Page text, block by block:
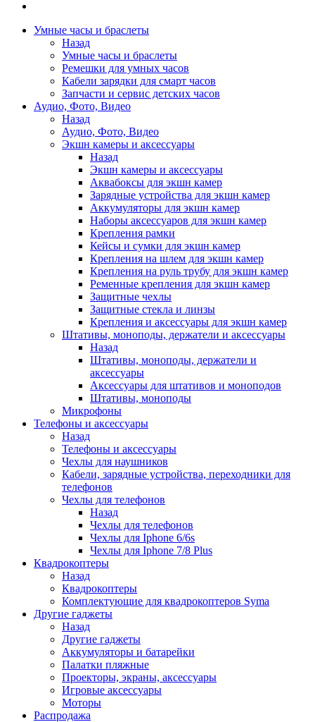
Умные часы и браслеты
Назад
Умные часы и браслеты
Ремешки для умных часов
Кабели зарядки для смарт часов
Запчасти и сервис детских часов
Аудио, Фото, Видео
Назад
Аудио, Фото, Видео
Экшн камеры и аксессуары
Назад
Экшн камеры и аксессуары
Аквабоксы для экшн камер
Зарядные устройства для экшн камер
Аккумуляторы для экшн камер
Наборы аксессуаров для экшн камер
Крепления рамки
Кейсы и сумки для экшн камер
Крепления на шлем для экшн камер
Крепления на руль трубу для экшн камер
Ременные крепления для экшн камер
Защитные чехлы
Защитные стекла и линзы
Крепления и аксессуары для экшн камер
Штативы, моноподы, держатели и аксессуары
Назад
Штативы, моноподы, держатели и
аксессуары
Аксессуары для штативов и моноподов
Штативы, моноподы
Микрофоны
Телефоны и аксессуары
Назад
Телефоны и аксессуары
Чехлы для наушников
Кабели, зарядные устройства, переходники для
телефонов
Чехлы для телефонов
Назад
Чехлы для телефонов
Чехлы для Iphone 6/6s
Чехлы для Iphone 7/8 Plus
Квадрокоптеры
Назад
Квадрокоптеры
Комплектующие для квадрокоптеров Syma
Другие гаджеты
Назад
Другие гаджеты
Аккумуляторы и батарейки
Палатки пляжные
Проекторы, экраны, аксессуары
Игровые аксессуары
Моторы
Распродажа